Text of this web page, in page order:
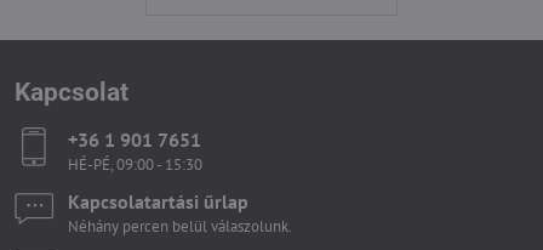
Kapcsolat
+36 1 901 7651
HÉ-PÉ, 09:00 - 15:30
Kapcsolatartási űrlap
Néhány percen belül válaszolunk.